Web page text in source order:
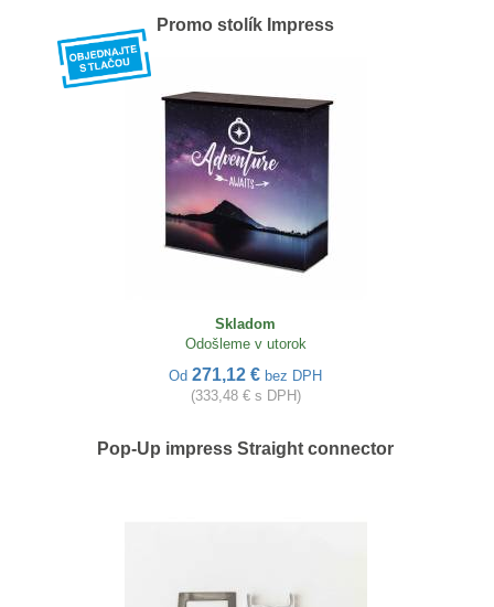
Promo stolík Impress
Skladom
Odošleme v utorok
Od 271,12 € bez DPH
(333,48 € s DPH)
Pop-Up impress Straight connector